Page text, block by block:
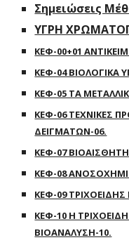
Σημειώσεις
ΥΓΡΗ
ΚΕΦ-00+01
ΚΕΦ-04 ΒΙΟΛΟΓΙΚΑ
ΚΕΦ-05 ΤΑ
ΚΕΦ-06 ΤΕΧΝΙΚΕΣ
ΔΕΙΓΜΑΤΩΝ-06.
ΚΕΦ-07
ΚΕΦ-08
ΚΕΦ-09
ΚΕΦ-10 Η
ΒΙΟΑΝΑΛΥΣΗ-10.